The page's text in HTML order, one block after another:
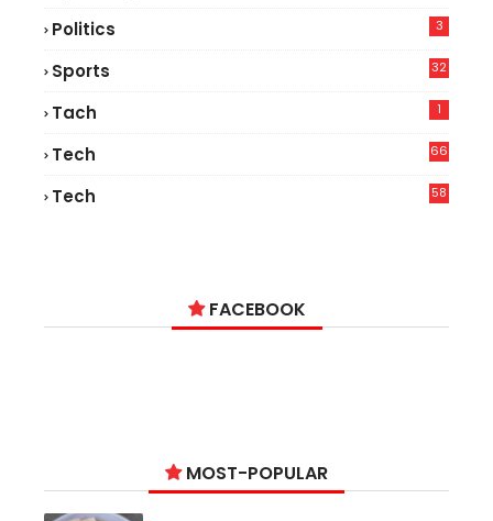
Politics 3
Sports 32
Tach 1
Tech
66
Tech
58
FACEBOOK
MOST-POPULAR